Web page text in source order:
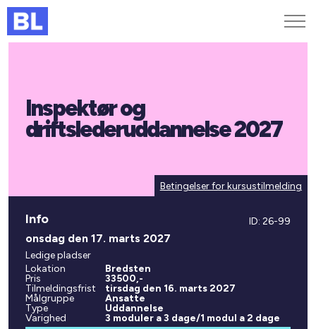
Find medarbejder
Kurser og arrangementer
Jobportalen
Inspektør og
driftslederuddannelse 2027
Betingelser for kursustilmelding
Info ID: 26-99
onsdag den 17. marts 2027
Ledige pladser
Lokation
Bredsten
Pris
33500,-
Tilmeldingsfrist
tirsdag den 16. marts 2027
Målgruppe
Ansatte
Type
Uddannelse
Varighed
3 moduler a 3 dage/1 modul a 2 dage